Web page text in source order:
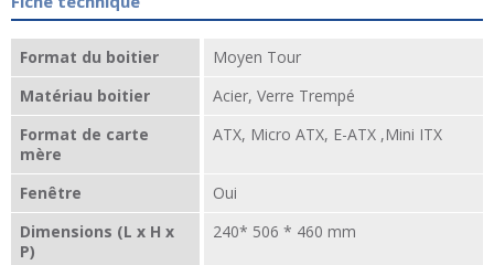
Format du boitier
Moyen Tour
Matériau boitier
Acier, Verre Trempé
Format de carte
mère
ATX, Micro ATX, E-ATX ,Mini ITX
Fenêtre
Oui
Dimensions (L x H x
P)
240* 506 * 460 mm